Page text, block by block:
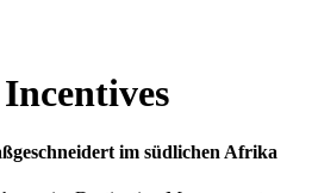
im südlichen Afrika